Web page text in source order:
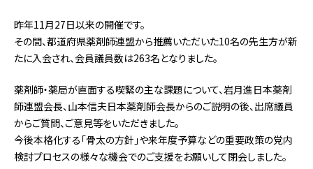
昨年11月27日以来の開催です。
その間、都道府県薬剤師連盟から推薦いただいた10名の先生方が新
たに入会され、会員議員数は263名となりました。
薬剤師・薬局が直面する喫緊の主な課題について、岩月進日本薬剤
師連盟会長、山本信夫日本薬剤師会長からのご説明の後、出席議員
からご質問、ご意見等をいただきました。
今後本格化する「骨太の方針」や来年度予算などの重要政策の党内
検討プロセスの様々な機会でのご支援をお願いして閉会しました。